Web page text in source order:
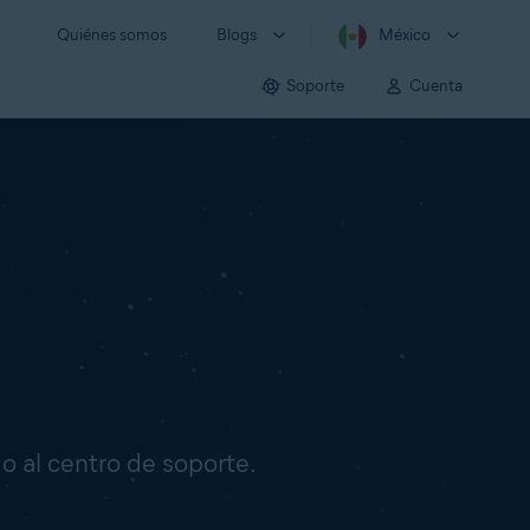
Quiénes somos Blogs México
Soporte Cuenta
al centro de soporte.